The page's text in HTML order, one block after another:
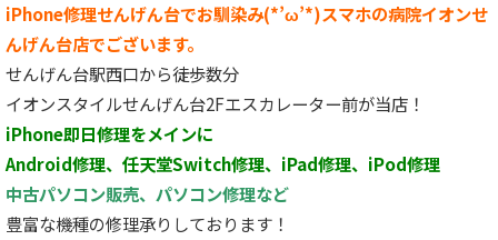
iPhone修理せんげん台でお馴染み(*’ω’*)スマホの病院イオンせ
んげん台店でございます。
せんげん台駅西口から徒歩数分
イオンスタイルせんげん台2Fエスカレーター前が当店！
iPhone即日修理をメインに
Android修理、任天堂Switch修理、iPad修理、iPod修理
中古パソコン販売、パソコン修理など
豊富な機種の修理承りしております！